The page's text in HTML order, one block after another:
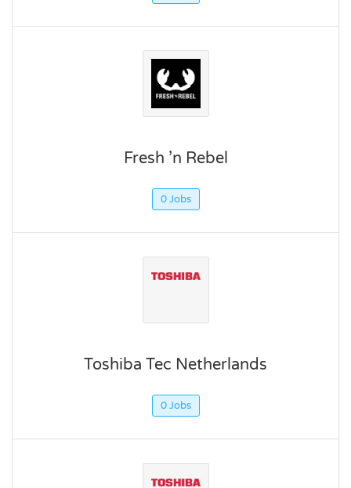
Fresh ’n Rebel
0 Jobs
Toshiba Tec Netherlands
0 Jobs